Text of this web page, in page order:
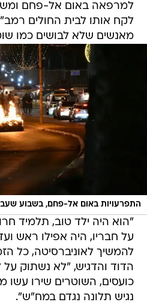
למרפאה באום אל-פחם
לקח אותו לבית החולים
מאנשים שלא לבושים כמו
התפרעויות באום אל-פחם, בשבוע
"הוא היה ילד טוב, תלמיד
על חבריו, היה אפילו ראש
להמשיך לאוניברסיטה, כל
הדוד והדגיש, "לא נשתוק על
כועסים, השוטרים שירו עשו
נגיש תלונה נגדם במח"ש".